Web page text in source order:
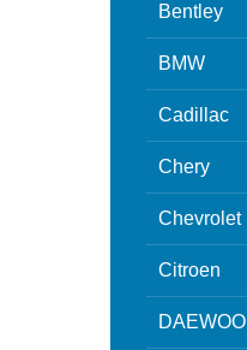
Bentley
BMW
Cadillac
Chery
Chevrolet
Citroen
DAEWOO